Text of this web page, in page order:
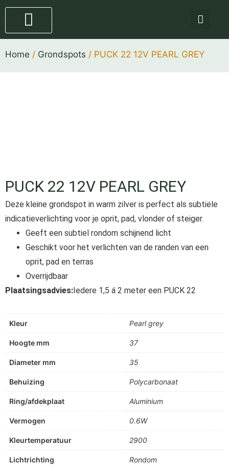
Home / Grondspots / PUCK 22 12V PEARL GREY
PUCK 22 12V PEARL GREY
Deze kleine grondspot in warm zilver is perfect als subtiele
indicatieverlichting voor je oprit, pad, vlonder of steiger.
Geeft een subtiel rondom schijnend licht
Geschikt voor het verlichten van de randen van een
oprit, pad en terras
Overrijdbaar
Plaatsingsadvies:Iedere 1,5 á 2 meter een PUCK 22
Kleur Pearl grey
Hoogte mm 37
Diameter mm 35
Behuizing Polycarbonaat
Ring/afdekplaat Aluminium
Vermogen 0.6W
Kleurtemperatuur 2900
Lichtrichting Rondom